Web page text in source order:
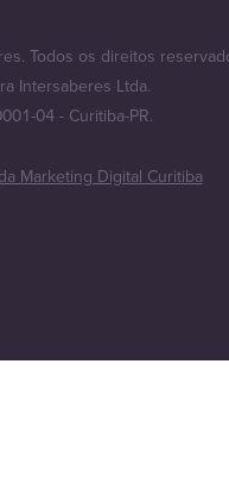
Todos os direitos
Intersaberes Ltda.
04 - Curitiba-PR.
Marketing Digital Curitiba